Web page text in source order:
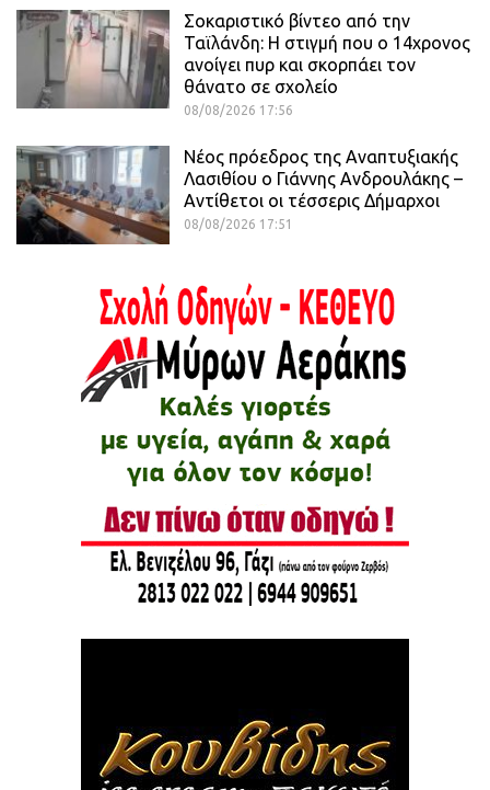
Σοκαριστικό βίντεο από την
Ταϊλάνδη: Η στιγμή που ο 14χρονος
ανοίγει πυρ και σκορπάει τον
θάνατο σε σχολείο
08/08/2026 17:56
Νέος πρόεδρος της Αναπτυξιακής
Λασιθίου ο Γιάννης Ανδρουλάκης –
Αντίθετοι οι τέσσερις Δήμαρχοι
08/08/2026 17:51